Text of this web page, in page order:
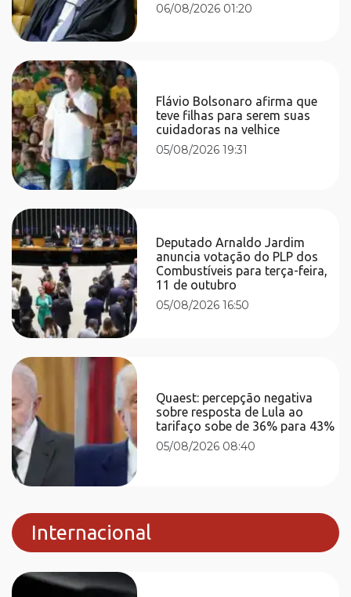
06/08/2026 01:20
Flávio Bolsonaro afirma que
teve filhas para serem suas
cuidadoras na velhice
05/08/2026 19:31
Deputado Arnaldo Jardim
anuncia votação do PLP dos
Combustíveis para terça-feira,
11 de outubro
05/08/2026 16:50
Quaest: percepção negativa
sobre resposta de Lula ao
tarifaço sobe de 36% para 43%
05/08/2026 08:40
Internacional